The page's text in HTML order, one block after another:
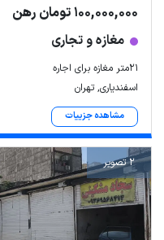
100,000,000 تومان رهن
مغازه و تجاری
۲۱متر مغازه برای اجاره
اسفندیاری, تهران
مشاهده جزییات
2 تصویر